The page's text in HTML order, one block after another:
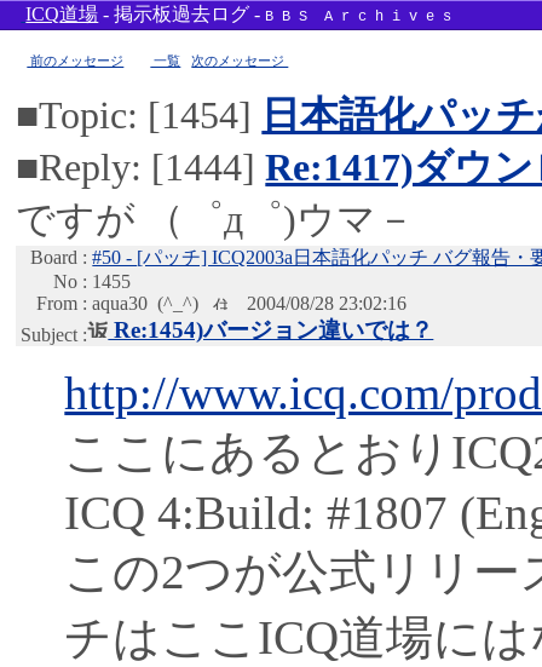
ICQ道場 - 掲示板過去ログ - B B S A r c h i v e s
前のメッセージ 一覧 次のメッセージ
■Topic: [1454] 日本語化パッ
■Reply: [1444]Re:1417)ダウ
ですが （゜д゜)ウマ－
Board : #50 - [パッチ] ICQ2003a日本語化パッチ バグ報告・
No : 1455
From : aqua30 (^_^)
2004/08/28 23:02:16
Subject :
Re:1454)バージョン違いでは？
http://www.icq.com/
ここにあるとおり
ICQ 4:Build: #1807
この2つが公式リリ
チはここICQ道場に